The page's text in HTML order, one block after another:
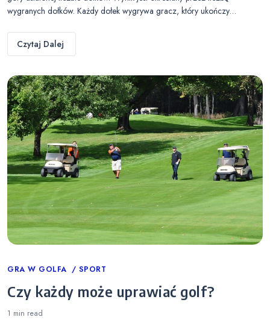
wygranych dołków. Każdy dołek wygrywa gracz, który ukończy…
Czytaj Dalej
Categories
GRA W GOLFA SPORT
Czy każdy może uprawiać golf?
1 min read